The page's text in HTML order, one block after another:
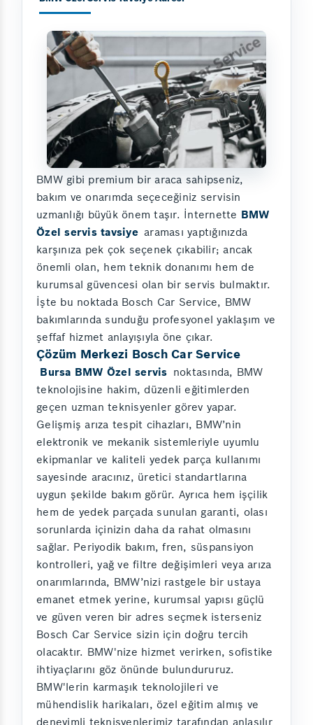
BMW gibi premium bir araca sahipseniz,
bakım ve onarımda seçeceğiniz servisin
uzmanlığı büyük önem taşır. İnternette BMW
Özel servis tavsiye araması yaptığınızda
karşınıza pek çok seçenek çıkabilir; ancak
önemli olan, hem teknik donanımı hem de
kurumsal güvencesi olan bir servis bulmaktır.
İşte bu noktada Bosch Car Service, BMW
bakımlarında sunduğu profesyonel yaklaşım ve
şeffaf hizmet anlayışıyla öne çıkar.
Çözüm Merkezi Bosch Car Service
Bursa BMW Özel servis noktasında, BMW
teknolojisine hakim, düzenli eğitimlerden
geçen uzman teknisyenler görev yapar.
Gelişmiş arıza tespit cihazları, BMW’nin
elektronik ve mekanik sistemleriyle uyumlu
ekipmanlar ve kaliteli yedek parça kullanımı
sayesinde aracınız, üretici standartlarına
uygun şekilde bakım görür. Ayrıca hem işçilik
hem de yedek parçada sunulan garanti, olası
sorunlarda içinizin daha da rahat olmasını
sağlar. Periyodik bakım, fren, süspansiyon
kontrolleri, yağ ve filtre değişimleri veya arıza
onarımlarında, BMW’nizi rastgele bir ustaya
emanet etmek yerine, kurumsal yapısı güçlü
ve güven veren bir adres seçmek isterseniz
Bosch Car Service sizin için doğru tercih
olacaktır. BMW'nize hizmet verirken, sofistike
ihtiyaçlarını göz önünde bulundururuz.
BMW'lerin karmaşık teknolojileri ve
mühendislik harikaları, özel eğitim almış ve
deneyimli teknisyenlerimiz tarafından anlaşılır